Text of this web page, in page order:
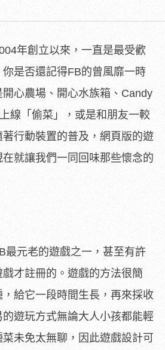
年創立以來，一直是最受歡
是否還記得FB的曾風靡一時
心農場、開心水族箱、Candy
線「偷菜」，或是和朋友一較
行動裝置的普及，網頁版的遊
就讓我們一同回味那些懷念的
最元老的遊戲之一，甚至有許
才註冊的。遊戲的方法很簡
給它一段時間生長，再來採收
遊玩方式無論大人小孩都能輕
未免太無聊，因此遊戲設計可